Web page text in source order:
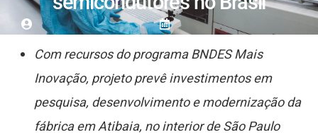
Com recursos do programa BNDES Mais
Inovação, projeto prevê investimentos em
pesquisa, desenvolvimento e modernização da
fábrica em Atibaia, no interior de São Paulo